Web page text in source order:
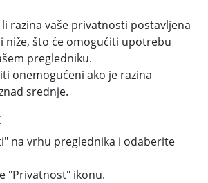
razina vaše privatnosti postavljena
niže, što će omogućiti upotrebu
pregledniku.
onemogućeni ako je razina
srednje.
na vrhu preglednika i odaberite
"Privatnost" ikonu.